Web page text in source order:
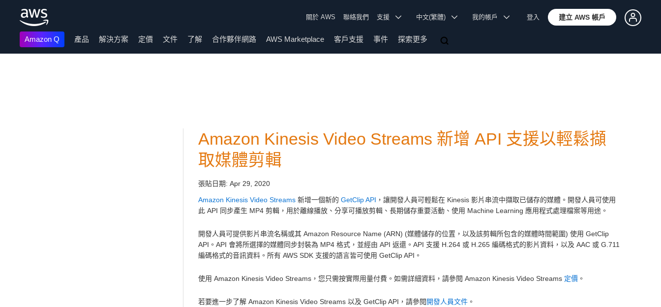
關於 AWS 聯絡我們 支援 中文(繁體) 我的帳戶 登入 建立 AWS 帳戶
Amazon Q 產品 解決方案 定價 文件 了解 合作夥伴網路 AWS Marketplace 客戶支援 事件 探索更多
Amazon Kinesis Video Streams 新增 API 支援以輕鬆擷
取媒體剪輯
張貼日期: Apr 29, 2020
Amazon Kinesis Video Streams 新增一個新的 GetClip API ，讓開發人員可輕鬆在 Kinesis 影片串流中擷取已儲存的媒體。開發人員可使用
此 API 同步產生 MP4 剪輯，用於離線播放、分享可播放剪輯、長期儲存重要活動、使用 Machine Learning 應用程式處理檔案等用途。
開發人員可提供影片串流名稱或其 Amazon Resource Name (ARN) (媒體儲存的位置，以及該剪輯所包含的媒體時間範圍) 使用 GetClip
API。API 會將所選擇的媒體同步封裝為 MP4 格式，並經由 API 返還。API 支援 H.264 或 H.265 編碼格式的影片資料，以及 AAC 或 G.711
編碼格式的音訊資料。所有 AWS SDK 支援的語言皆可使用 GetClip API。
使用 Amazon Kinesis Video Streams，您只需按實際用量付費。如需詳細資料，請參閱 Amazon Kinesis Video Streams 定價 。
若要進一步了解 Amazon Kinesis Video Streams 以及 GetClip API，請參閱 開發人員文件 。